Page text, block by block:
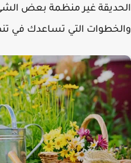
غير منظمة بعض
التي تساعدك في